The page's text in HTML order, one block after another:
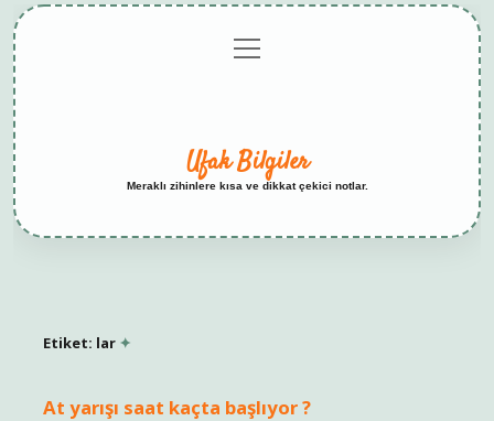
menüyü
aç
Ufak Bilgiler
Meraklı zihinlere kısa ve dikkat çekici notlar.
Etiket: lar
At yarışı saat kaçta başlıyor ?